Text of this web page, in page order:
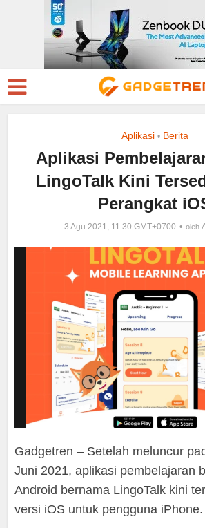
Aplikasi • Berita
Aplikasi
LingoTalk Kini
Perangkat
3 Agu 2021, 11:30 GMT+0700 oleh
Gadgetren – Setelah meluncur
Juni 2021, aplikasi pembelajaran
Android bernama LingoTalk kini
versi iOS untuk pengguna iPhone.